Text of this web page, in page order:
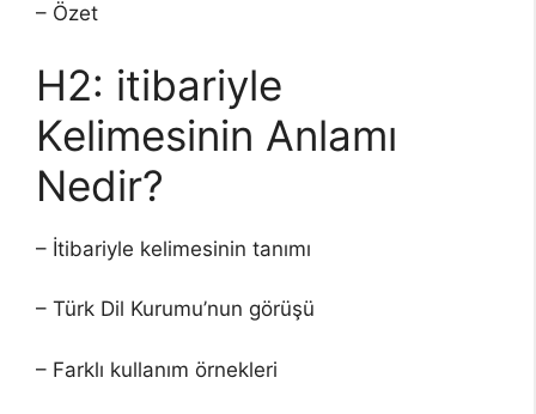
– Özet
H2: itibariyle
Kelimesinin Anlamı
Nedir?
– İtibariyle kelimesinin tanımı
– Türk Dil Kurumu’nun görüşü
– Farklı kullanım örnekleri